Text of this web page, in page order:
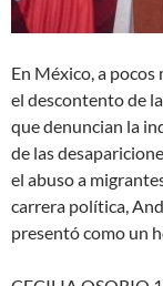
En México, a pocos
el descontento de
que denuncian la
de las
el abuso a
carrera política,
presentó como un